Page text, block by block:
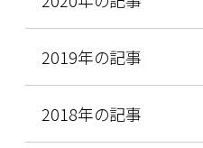
2019年の記事
2018年の記事